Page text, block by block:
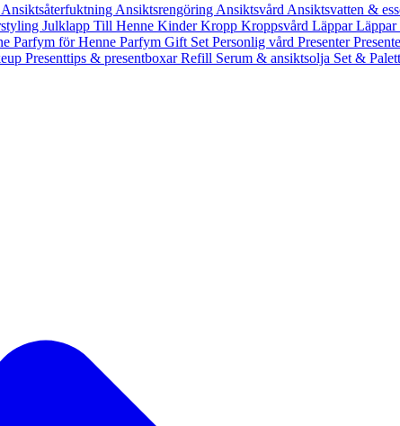
Ansiktsåterfuktning Ansiktsrengöring Ansiktsvård Ansiktsvatten &
Julklapp Till Henne KinderKropp Kroppsvård LäpparLäppar
Parfym för Henne Parfym Gift Set Personlig vård Presenter
Presenttips & presentboxarRefill Serum & ansiktsolja Set &